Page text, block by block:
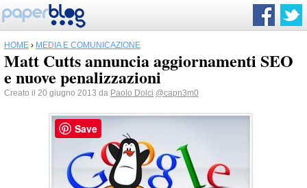
HOME › MEDIA E COMUNICAZIONE
Matt Cutts annuncia aggiornamenti SEO
e nuove penalizzazioni
Creato il 20 giugno 2013 da Paolo Dolci @capn3m0
Save